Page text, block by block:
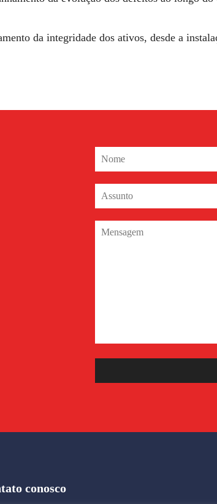
da integridade dos ativos, desde a
conosco